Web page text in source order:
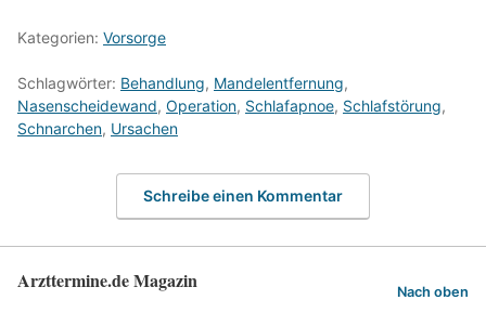
Kategorien: Vorsorge
Schlagwörter: Behandlung, Mandelentfernung,
Nasenscheidewand, Operation, Schlafapnoe, Schlafstörung,
Schnarchen, Ursachen
Schreibe einen Kommentar
Arzttermine.de Magazin Nach oben